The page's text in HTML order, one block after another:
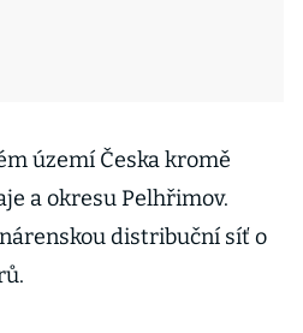
území Česka kromě
a okresu Pelhřimov.
distribuční síť o